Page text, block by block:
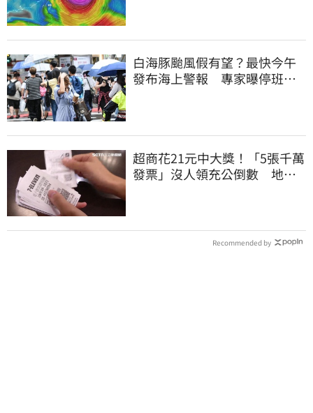
白海豚颱風假有望？最快今午
發布海上警報 專家曝停班停
超商花21元中大獎！「5張千萬
發票」沒人領充公倒數 地點
Recommended by